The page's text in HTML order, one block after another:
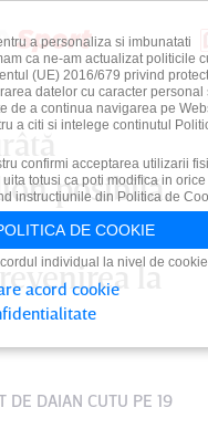
posibilă.
la
la
DE DAIAN CUTU PE 19
a personaliza si imbunatati
ca ne-am actualizat politicile
(UE) 2016/679 privind
datelor cu caracter personal
de a continua navigarea pe
a citi si intelege continutul
confirmi acceptarea utilizarii
totusi ca poti modifica in orice
instructiunile din Politica de
DE COOKIE
individual la nivel de
acord cookie